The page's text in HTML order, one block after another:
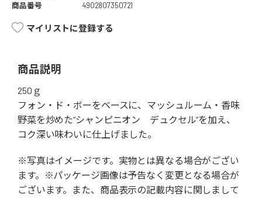
商品番号
4902807350721
マイリストに登録する
商品説明
250ｇ
フォン・ド・ボーをベースに、マッシュルーム・香味
野菜を炒めた”シャンピニオン デュクセル”を加え、
コク深い味わいに仕上げました。
※写真はイメージです。実物とは異なる場合がござい
ます。※パッケージ画像は予告なく変更となる場合が
ございます。また、商品表示の記載内容に関しまして